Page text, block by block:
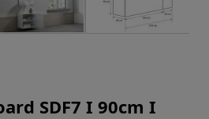
SDF7 I 90cm I